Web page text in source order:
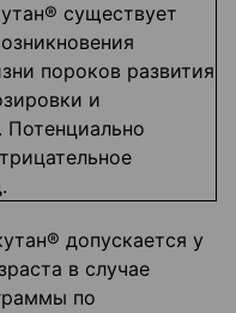
существует
пороков развития
и
Потенциально
допускается у
в случае
по